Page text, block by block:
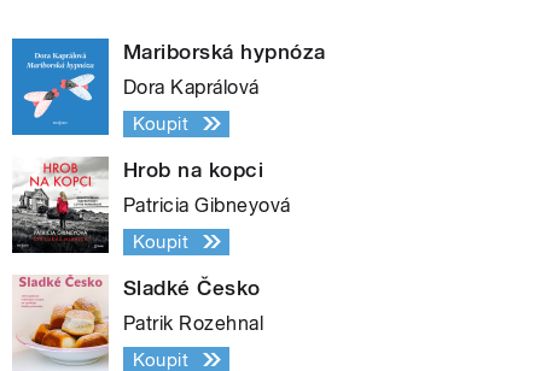
Mariborská hypnóza
Dora Kaprálová
Koupit
Hrob na kopci
Patricia Gibneyová
Koupit
Sladké Česko
Patrik Rozehnal
Koupit